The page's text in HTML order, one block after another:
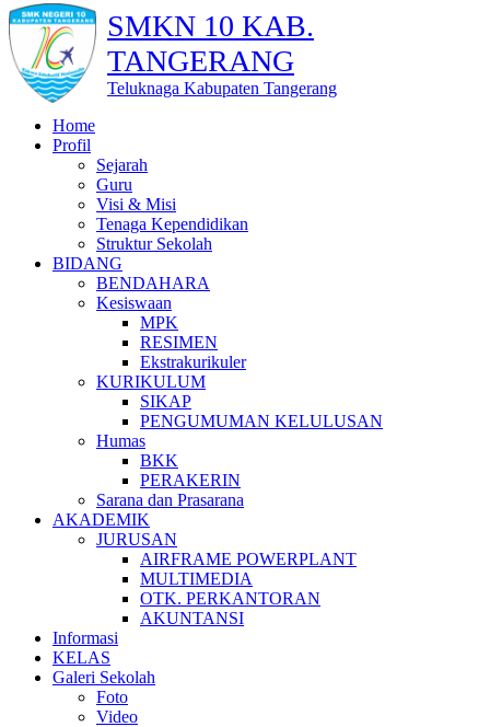
SMKN 10 KAB.
TANGERANG
Teluknaga Kabupaten Tangerang
Home
Profil
Sejarah
Guru
Visi & Misi
Tenaga Kependidikan
Struktur Sekolah
BIDANG
BENDAHARA
Kesiswaan
MPK
RESIMEN
Ekstrakurikuler
KURIKULUM
SIKAP
PENGUMUMAN KELULUSAN
Humas
BKK
PERAKERIN
Sarana dan Prasarana
AKADEMIK
JURUSAN
AIRFRAME POWERPLANT
MULTIMEDIA
OTK. PERKANTORAN
AKUNTANSI
Informasi
KELAS
Galeri Sekolah
Foto
Video